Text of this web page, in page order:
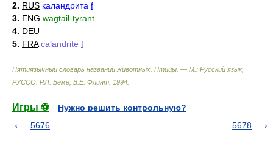
2. RUS каландрита f
3. ENG wagtail-tyrant
4. DEU —
5. FRA calandrite f
Пятиязычный словарь названий животных. Птицы. — М.: Русский язык,
РУССО Р.Л. Бёме, В.Е. Флинт 1994
Игры ⚽
Нужно решить контрольную?
5676
5678